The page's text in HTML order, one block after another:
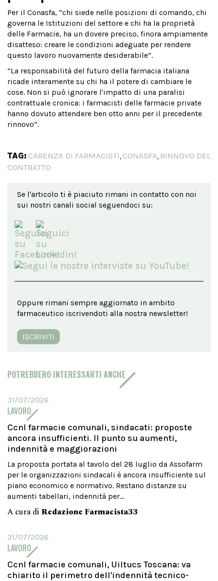
Per il Conasfa, “chi siede nelle posizioni di comando, chi
governa le Istituzioni del settore e chi ha la proprietà
delle Farmacie, ha un dovere preciso, finora ampiamente
disatteso: creare le condizioni adeguate per rendere
questo lavoro nuovamente desiderabile”.
“La responsabilità del futuro della farmacia italiana
ricade interamente su chi ha il potere di cambiare le
cose. Non si può ignorare l'impatto di una paralisi
contrattuale cronica: i farmacisti delle farmacie private
hanno dovuto attendere ben otto anni per il precedente
rinnovo”.
TAG: CARENZA DI FARMACISTI, CONASFA, RINNOVO DEL
CONTRATTO
Se l'articolo ti è piaciuto rimani in contatto con noi
sui nostri canali social seguendoci su:
Oppure rimani sempre aggiornato in ambito
farmaceutico iscrivendoti alla nostra newsletter!
ISCRIVITI
POTREBBERO INTERESSARTI ANCHE
31/07/2026
LAVORO
Ccnl farmacie comunali, sindacati: proposte
ancora insufficienti. Il punto su aumenti,
indennità e maggiorazioni
La proposta portata al tavolo del 28 luglio da Assofarm
per le organizzazioni sindacali è ancora insufficiente sul
piano economico e normativo. Restano distanze su
aumenti tabellari, indennità per...
A cura di Redazione Farmacista33
31/07/2026
LAVORO
Ccnl farmacie comunali, Uiltucs Toscana: va
chiarito il perimetro dell'indennità tecnico-